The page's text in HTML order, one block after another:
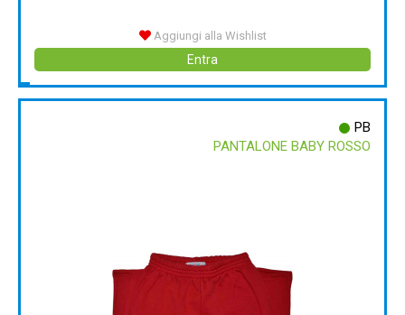
Aggiungi alla Wishlist
Entra
PB
PANTALONE BABY ROSSO